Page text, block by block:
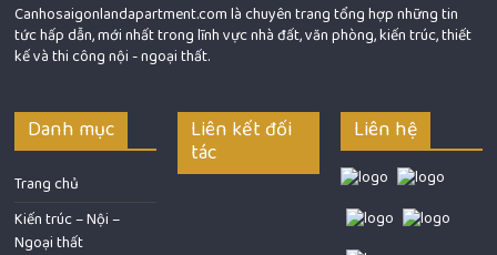
Canhosaigonlandapartment.com là chuyên trang tổng hợp những tin
tức hấp dẫn, mới nhất trong lĩnh vực nhà đất, văn phòng, kiến trúc, thiết
kế và thi công nội - ngoại thất.
Danh mục
Trang chủ
Kiến trúc – Nội –
Ngoại thất
Liên kết đối
tác
Liên hệ